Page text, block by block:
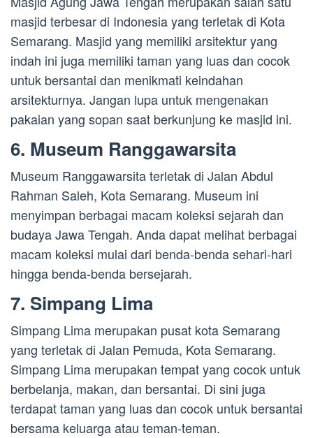
masjid terbesar di Indonesia yang terletak di Kota
Semarang. Masjid yang memiliki arsitektur yang
indah ini juga memiliki taman yang luas dan cocok
untuk bersantai dan menikmati keindahan
arsitekturnya. Jangan lupa untuk mengenakan
pakaian yang sopan saat berkunjung ke masjid ini.
6. Museum Ranggawarsita
Museum Ranggawarsita terletak di Jalan Abdul
Rahman Saleh, Kota Semarang. Museum ini
menyimpan berbagai macam koleksi sejarah dan
budaya Jawa Tengah. Anda dapat melihat berbagai
macam koleksi mulai dari benda-benda sehari-hari
hingga benda-benda bersejarah.
7. Simpang Lima
Simpang Lima merupakan pusat kota Semarang
yang terletak di Jalan Pemuda, Kota Semarang.
Simpang Lima merupakan tempat yang cocok untuk
berbelanja, makan, dan bersantai. Di sini juga
terdapat taman yang luas dan cocok untuk bersantai
bersama keluarga atau teman-teman.